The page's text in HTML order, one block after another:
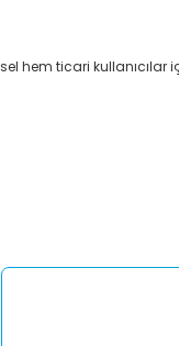
hem ticari kullanıcılar